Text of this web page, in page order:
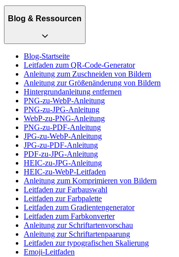
Blog & Ressourcen
Blog-Startseite
Leitfaden zum QR-Code-Generator
Anleitung zum Zuschneiden von Bildern
Anleitung zur Größenänderung von Bildern
Hintergrundanleitung entfernen
PNG-zu-WebP-Anleitung
PNG-zu-JPG-Anleitung
WebP-zu-PNG-Anleitung
PNG-zu-PDF-Anleitung
JPG-zu-WebP-Anleitung
JPG-zu-PDF-Anleitung
PDF-zu-JPG-Anleitung
HEIC-zu-JPG-Anleitung
HEIC-zu-WebP-Leitfaden
Anleitung zum Komprimieren von Bildern
Leitfaden zur Farbauswahl
Leitfaden zur Farbpalette
Leitfaden zum Gradientengenerator
Leitfaden zum Farbkonverter
Anleitung zur Schriftartenvorschau
Anleitung zur Schriftartenpaarung
Leitfaden zur typografischen Skalierung
Emoji-Leitfaden